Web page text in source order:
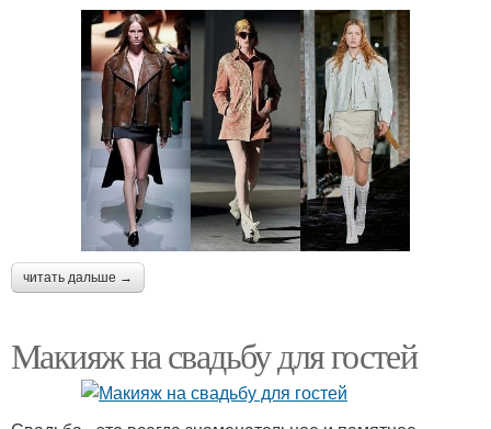
читать дальше →
Макияж на свадьбу для гостей